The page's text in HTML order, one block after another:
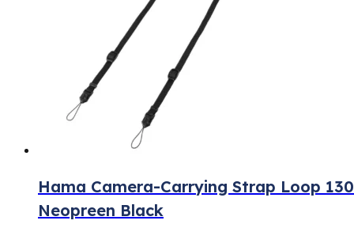
Hama Camera-Carrying Strap Loop 130
Neopreen Black